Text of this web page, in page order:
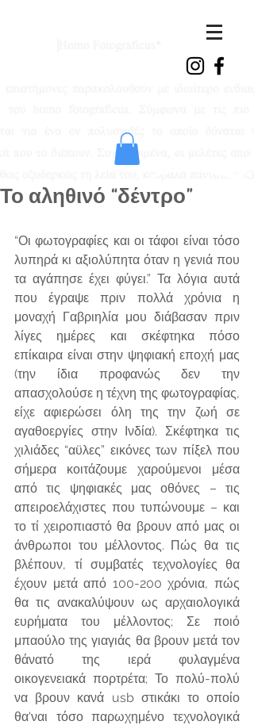
Το αληθινό “δέντρο”
“Οι φωτογραφίες και οι τάφοι είναι τόσο
λυπηρά κι αξιολύπητα όταν η γενιά που
τα αγάπησε έχει φύγει.” Τα λόγια αυτά
που έγραψε πριν πολλά χρόνια η
μοναχή Γαβριηλία μου διάβασαν πριν
λίγες ημέρες και σκέφτηκα πόσο
επίκαιρα είναι στην ψηφιακή εποχή μας
(την ίδια προφανώς δεν την
απασχολούσε η τέχνη της φωτογραφίας,
είχε αφιερώσει όλη της την ζωή σε
αγαθοεργίες στην Ινδία). Σκέφτηκα τις
χιλιάδες “αϋλες” εικόνες των πίξελ που
σήμερα κοιτάζουμε χαρούμενοι μέσα
από τις ψηφιακές μας οθόνες – τις
απειροελάχιστες που τυπώνουμε – και
το τί χειροπιαστό θα βρουν από μας οι
άνθρωποι του μέλλοντος. Πώς θα τις
βλέπουν, τί συμβατές τεχνολογίες θα
έχουν μετά από 100-200 χρόνια, πώς
θα τις ανακαλύψουν ως αρχαιολογικά
ευρήματα του μέλλοντος; Σε ποιό
μπαούλο της γιαγιάς θα βρουν μετά τον
θάνατό της ιερά φυλαγμένα
οικογενειακά πορτρέτα; Το πολύ-πολύ
να βρουν κανά usb στικάκι το οποίο
θα'ναι τόσο παρωχημένο τεχνολογικά